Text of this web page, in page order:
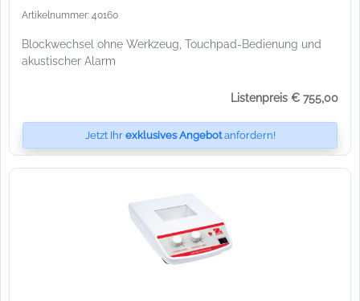
Artikelnummer: 40160
Blockwechsel ohne Werkzeug, Touchpad-Bedienung und
akustischer Alarm
Listenpreis € 755,00
Jetzt Ihr exklusives Angebotanfordern!